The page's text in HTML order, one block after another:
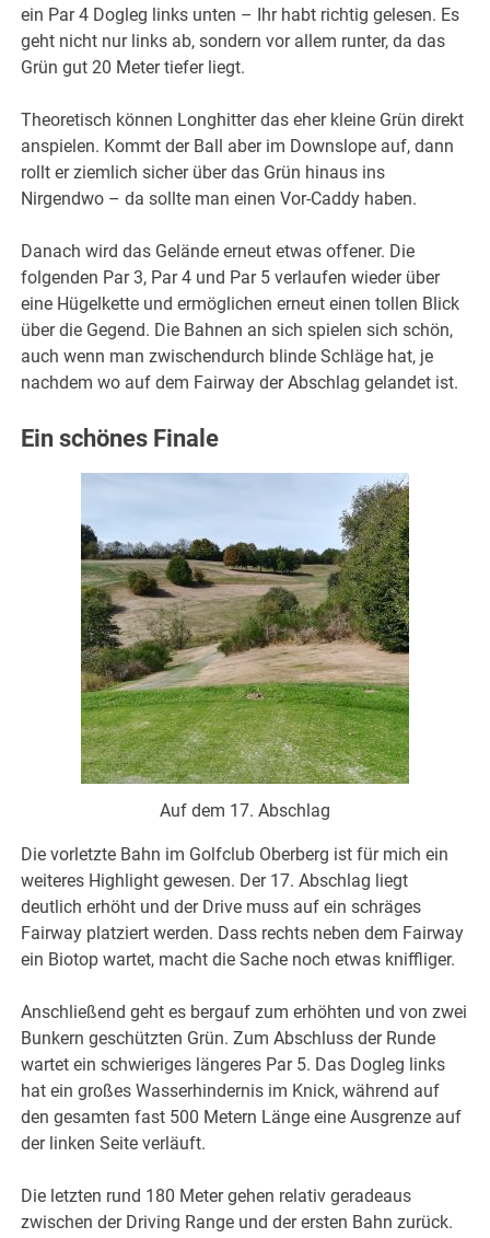
ein Par 4 Dogleg links unten – Ihr habt richtig gelesen. Es
geht nicht nur links ab, sondern vor allem runter, da das
Grün gut 20 Meter tiefer liegt.
Theoretisch können Longhitter das eher kleine Grün direkt
anspielen. Kommt der Ball aber im Downslope auf, dann
rollt er ziemlich sicher über das Grün hinaus ins
Nirgendwo – da sollte man einen Vor-Caddy haben.
Danach wird das Gelände erneut etwas offener. Die
folgenden Par 3, Par 4 und Par 5 verlaufen wieder über
eine Hügelkette und ermöglichen erneut einen tollen Blick
über die Gegend. Die Bahnen an sich spielen sich schön,
auch wenn man zwischendurch blinde Schläge hat, je
nachdem wo auf dem Fairway der Abschlag gelandet ist.
Ein schönes Finale
Auf dem 17. Abschlag
Die vorletzte Bahn im Golfclub Oberberg ist für mich ein
weiteres Highlight gewesen. Der 17. Abschlag liegt
deutlich erhöht und der Drive muss auf ein schräges
Fairway platziert werden. Dass rechts neben dem Fairway
ein Biotop wartet, macht die Sache noch etwas kniffliger.
Anschließend geht es bergauf zum erhöhten und von zwei
Bunkern geschützten Grün. Zum Abschluss der Runde
wartet ein schwieriges längeres Par 5. Das Dogleg links
hat ein großes Wasserhindernis im Knick, während auf
den gesamten fast 500 Metern Länge eine Ausgrenze auf
der linken Seite verläuft.
Die letzten rund 180 Meter gehen relativ geradeaus
zwischen der Driving Range und der ersten Bahn zurück.